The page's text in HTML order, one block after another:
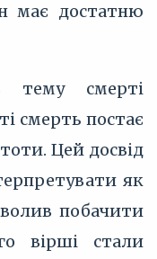
має достатню
тему смерті
смерть постає
Цей досвід
як
побачити
вірші стали